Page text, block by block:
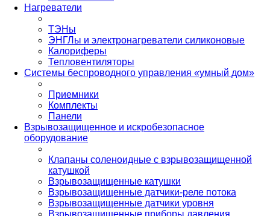
Нагреватели
ТЭНы
ЭНГЛы и электронагреватели силиконовые
Калориферы
Тепловентиляторы
Системы беспроводного управления «умный дом»
Приемники
Комплекты
Панели
Взрывозащищенное и искробезопасное
оборудование
Клапаны соленоидные с взрывозащищенной
катушкой
Взрывозащищенные катушки
Взрывозащищенные датчики-реле потока
Взрывозащищенные датчики уровня
Взрывозащищенные приборы давления